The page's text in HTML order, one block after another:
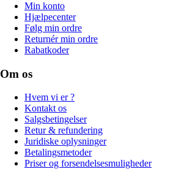
Min konto
Hjælpecenter
Følg min ordre
Returnér min ordre
Rabatkoder
Om os
Hvem vi er ?
Kontakt os
Salgsbetingelser
Retur & refundering
Juridiske oplysninger
Betalingsmetoder
Priser og forsendelsesmuligheder